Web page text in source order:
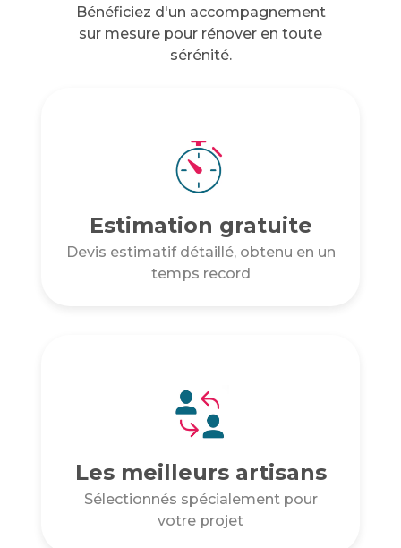
Bénéficiez d'un accompagnement
sur mesure pour rénover en toute
sérénité.
Estimation gratuite
Devis estimatif détaillé, obtenu en un
temps record
Les meilleurs artisans
Sélectionnés spécialement pour
votre projet